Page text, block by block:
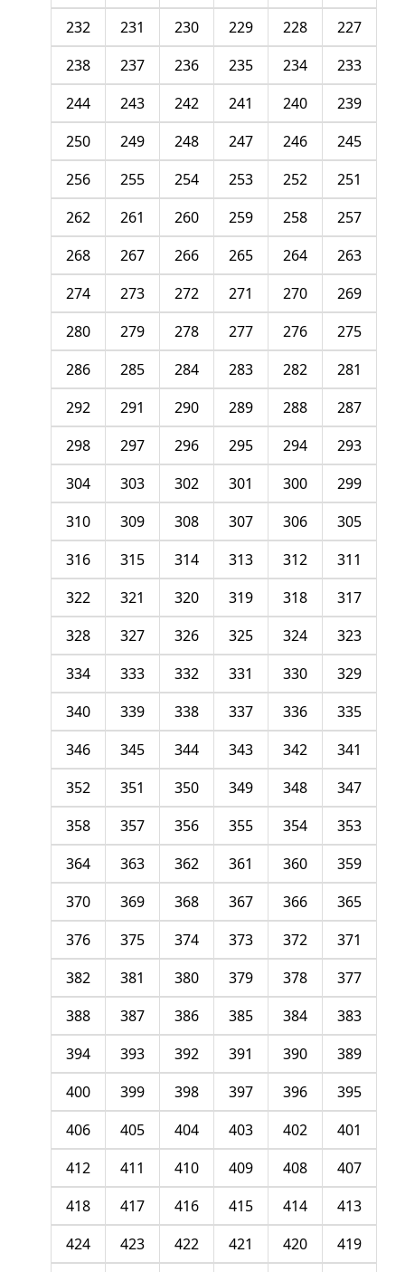
227
228
229
230
231
232
233
234
235
236
237
238
239
240
241
242
243
244
245
246
247
248
249
250
251
252
253
254
255
256
257
258
259
260
261
262
263
264
265
266
267
268
269
270
271
272
273
274
275
276
277
278
279
280
281
282
283
284
285
286
287
288
289
290
291
292
293
294
295
296
297
298
299
300
301
302
303
304
305
306
307
308
309
310
311
312
313
314
315
316
317
318
319
320
321
322
323
324
325
326
327
328
329
330
331
332
333
334
335
336
337
338
339
340
341
342
343
344
345
346
347
348
349
350
351
352
353
354
355
356
357
358
359
360
361
362
363
364
365
366
367
368
369
370
371
372
373
374
375
376
377
378
379
380
381
382
383
384
385
386
387
388
389
390
391
392
393
394
395
396
397
398
399
400
401
402
403
404
405
406
407
408
409
410
411
412
413
414
415
416
417
418
419
420
421
422
423
424